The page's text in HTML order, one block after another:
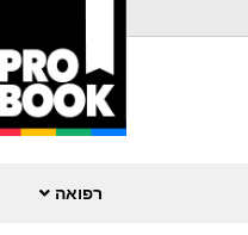
to
Content
רפואה